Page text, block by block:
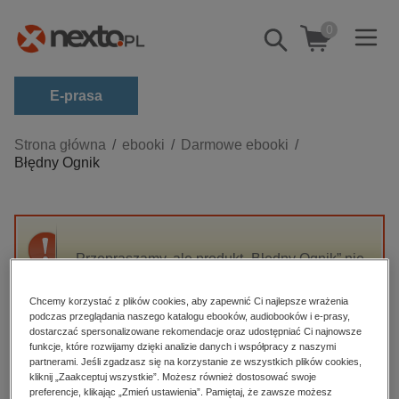
Pokaż/schowaj
wyszukiwarkę
0
E-prasa
Kategorie
Zobacz wszystkie E-prasa
budownictwo, aranżacja wnętrz
darmowe wydania
edukacja
hobby, sport, rozrywka
komputery, internet, technologie, informatyka
Strona główna ebooki
Darmowe ebooki
Błędny Ognik
Przepraszamy, ale produkt „Błędny Ognik” nie
High-contrast mode
Polecane
Chcemy korzystać z plików cookies, aby zapewnić Ci najlepsze wrażenia
podczas przeglądania naszego katalogu ebooków, audiobooków i e-prasy,
dostarczać spersonalizowane rekomendacje oraz udostępniać Ci najnowsze
funkcje, które rozwijamy dzięki analizie danych i współpracy z naszymi
partnerami. Jeśli zgadzasz się na korzystanie ze wszystkich plików cookies,
kliknij „Zaakceptuj wszystkie”. Możesz również dostosować swoje
preferencje, klikając „Zmień ustawienia”. Pamiętaj, że zawsze możesz